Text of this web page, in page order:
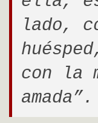
lado,
con la
amada”.